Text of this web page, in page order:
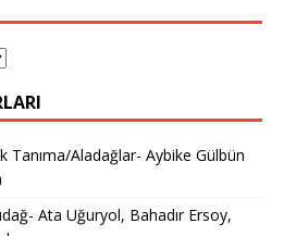
Tanıma/Aladağlar- Aybike Gülbün
Ata Uğuryol, Bahadır Ersoy,